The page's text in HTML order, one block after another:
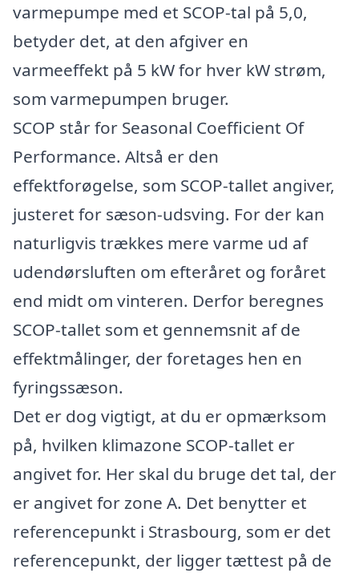
varmepumpe med et SCOP-tal på 5,0,
betyder det, at den afgiver en
varmeeffekt på 5 kW for hver kW strøm,
som varmepumpen bruger.
SCOP står for Seasonal Coefficient Of
Performance. Altså er den
effektforøgelse, som SCOP-tallet angiver,
justeret for sæson-udsving. For der kan
naturligvis trækkes mere varme ud af
udendørsluften om efteråret og foråret
end midt om vinteren. Derfor beregnes
SCOP-tallet som et gennemsnit af de
effektmålinger, der foretages hen en
fyringssæson.
Det er dog vigtigt, at du er opmærksom
på, hvilken klimazone SCOP-tallet er
angivet for. Her skal du bruge det tal, der
er angivet for zone A. Det benytter et
referencepunkt i Strasbourg, som er det
referencepunkt, der ligger tættest på de